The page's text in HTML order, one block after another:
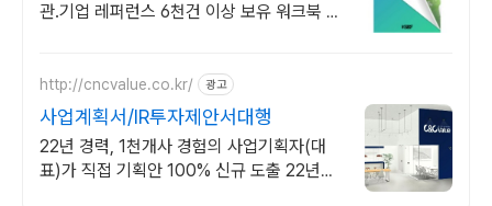
관.기업 레퍼런스 6천건 이상 보유 워크북 업
http://cncvalue.co.kr/ 광고
사업계획서/IR투자제안서대행
22년 경력, 1천개사 경험의 사업기획자(대
표)가 직접 기획안 100% 신규 도출 22년경